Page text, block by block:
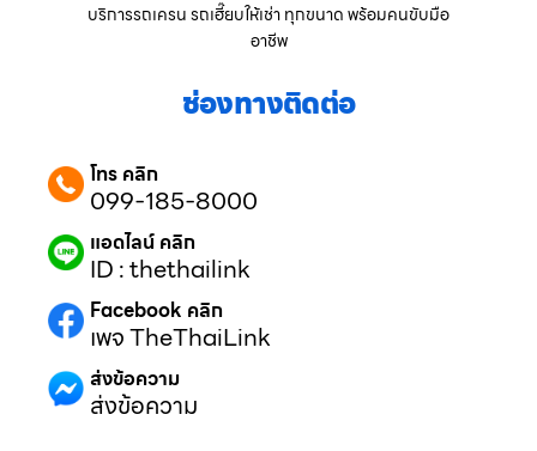
บริการรถเครน รถเฮี๊ยบให้เช่า ทุกขนาด พร้อมคนขับมือ
อาชีพ
ช่องทางติดต่อ
โทร คลิก
099-185-8000
แอดไลน์ คลิก
ID : thethailink
Facebook คลิก
เพจ TheThaiLink
ส่งข้อความ
ส่งข้อความ